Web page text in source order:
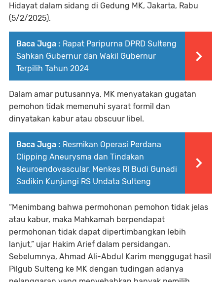
Hidayat dalam sidang di Gedung MK, Jakarta, Rabu
(5/2/2025).
Baca Juga : Rapat Paripurna DPRD Sulteng
Sahkan Gubernur dan Wakil Gubernur
Terpilih Tahun 2024
Dalam amar putusannya, MK menyatakan gugatan
pemohon tidak memenuhi syarat formil dan
dinyatakan kabur atau obscuur libel.
Baca Juga : Resmikan Operasi Perdana
Clipping Aneurysma dan Tindakan
Neuroendovascular, Menkes RI Budi Gunadi
Sadikin Kunjungi RS Undata Sulteng
“Menimbang bahwa permohonan pemohon tidak jelas
atau kabur, maka Mahkamah berpendapat
permohonan tidak dapat dipertimbangkan lebih
lanjut,” ujar Hakim Arief dalam persidangan.
Sebelumnya, Ahmad Ali-Abdul Karim menggugat hasil
Pilgub Sulteng ke MK dengan tudingan adanya